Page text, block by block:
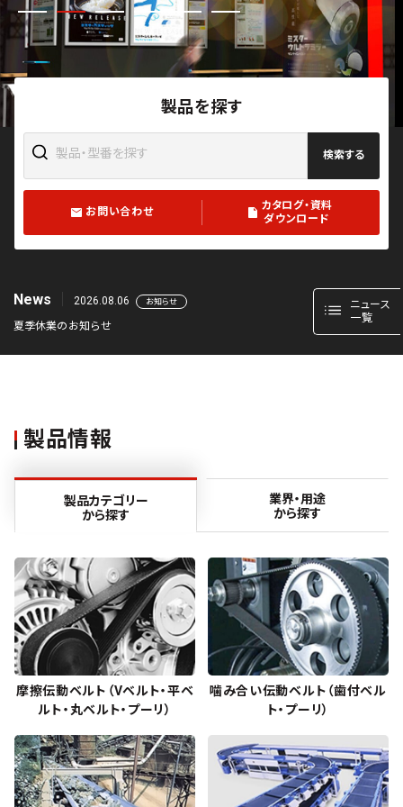
製品を探す
検索する
お問い合わせ
カタログ・資料
ダウンロード
News 2026.08.06 お知らせ
夏季休業のお知らせ
ニュース
一覧
製品情報
製品カテゴリー
から探す
業界・用途
から探す
摩擦伝動ベルト（Vベルト・平ベ
ルト・丸ベルト・プーリ）
噛み合い伝動ベルト（歯付ベル
ト・プーリ）